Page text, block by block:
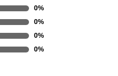
0%
0%
0%
0%